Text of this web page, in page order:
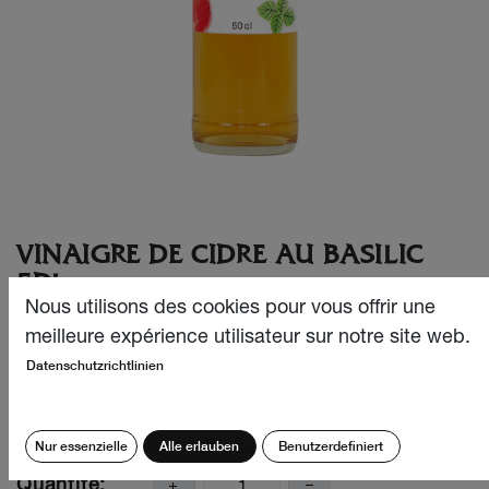
VINAIGRE DE CIDRE AU BASILIC
5DL
La fraîcheur du basilic se marie parfaitement bien à la
Nous utilisons des cookies pour vous offrir une
meilleure expérience utilisateur sur notre site web.
Datenschutzrichtlinien
Nur essenzielle Alle erlauben Benutzerdefiniert